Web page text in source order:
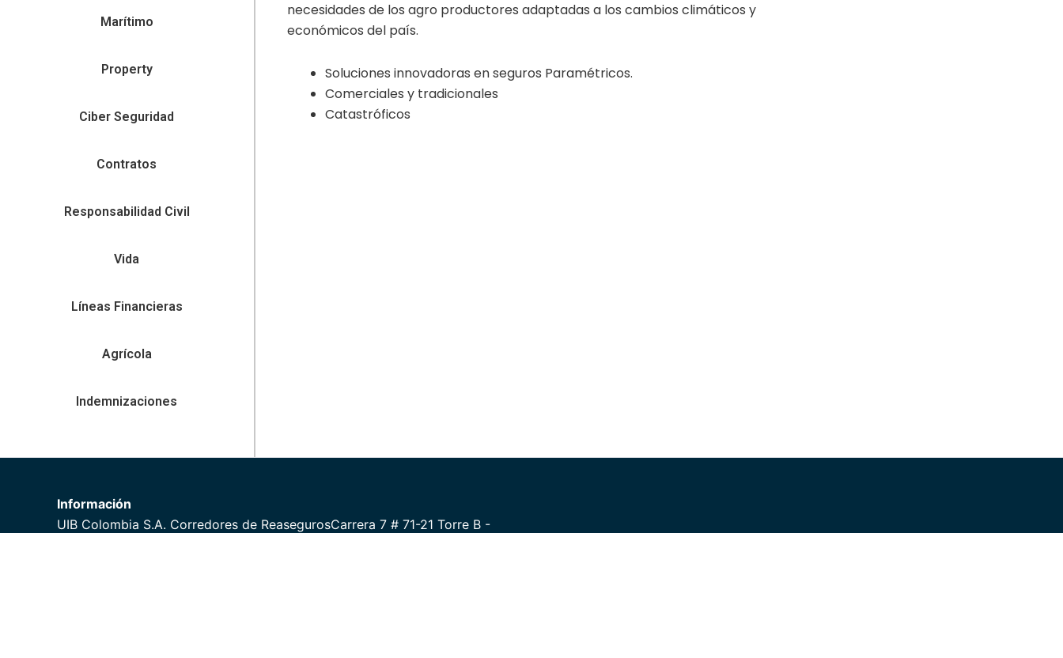
Marítimo
Property
Ciber Seguridad
Contratos
Responsabilidad Civil
Vida
Líneas Financieras
Agrícola
Indemnizaciones
necesidades de los agro productores adaptadas a los cambios climáticos y
económicos del país.
Soluciones innovadoras en seguros Paramétricos.
Comerciales y tradicionales
Catastróficos
Información
UIB Colombia S.A. Corredores de ReasegurosCarrera 7 # 71-21 Torre B -